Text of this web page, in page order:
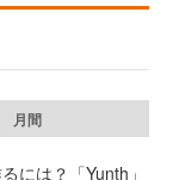
月間
には？「Yunth」